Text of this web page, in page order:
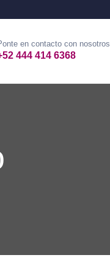
en contacto con nosotros
444 414 6368